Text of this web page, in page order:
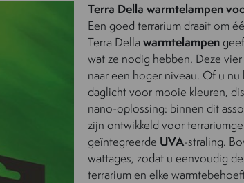
Terra Della warmtelampen
Een goed terrarium draait om
Terra Della warmtelampen
wat ze nodig hebben. Deze
naar een hoger niveau. Of u
daglicht voor mooie kleuren,
nano-oplossing: binnen dit
zijn ontwikkeld voor
geïntegreerde UVA-straling.
wattages, zodat u eenvoudig
terrarium en elke